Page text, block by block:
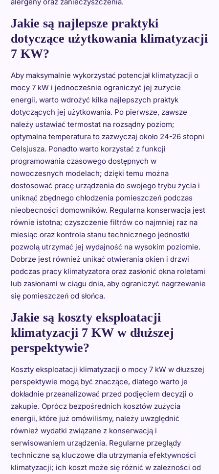
Jakie są najlepsze praktyki
dotyczące użytkowania klimatyzacji
7 KW?
Aby maksymalnie wykorzystać potencjał klimatyzacji o
mocy 7 kW i jednocześnie ograniczyć jej zużycie
energii, warto wdrożyć kilka najlepszych praktyk
dotyczących jej użytkowania. Po pierwsze, zawsze
należy ustawiać termostat na rozsądny poziom;
optymalna temperatura to zazwyczaj około 24-26 stopni
Celsjusza. Ponadto warto korzystać z funkcji
programowania czasowego dostępnych w
nowoczesnych modelach; dzięki temu można
dostosować pracę urządzenia do swojego trybu życia i
uniknąć zbędnego chłodzenia pomieszczeń podczas
nieobecności domowników. Regularna konserwacja jest
równie istotna; czyszczenie filtrów co najmniej raz na
miesiąc oraz kontrola stanu technicznego jednostki
pozwolą utrzymać jej wydajność na wysokim poziomie.
Dobrze jest również unikać otwierania okien i drzwi
podczas pracy klimatyzatora oraz zasłonić okna roletami
lub zasłonami w ciągu dnia, aby ograniczyć nagrzewanie
się pomieszczeń od słońca.
Jakie są koszty eksploatacji
klimatyzacji 7 KW w dłuższej
perspektywie?
Koszty eksploatacji klimatyzacji o mocy 7 kW w dłuższej
perspektywie mogą być znaczące, dlatego warto je
dokładnie przeanalizować przed podjęciem decyzji o
zakupie. Oprócz bezpośrednich kosztów zużycia
energii, które już omówiliśmy, należy uwzględnić
również wydatki związane z konserwacją i
serwisowaniem urządzenia. Regularne przeglądy
techniczne są kluczowe dla utrzymania efektywności
klimatyzacji; ich koszt może się różnić w zależności od